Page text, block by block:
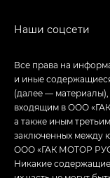
Все права на
и иные
(далее —
входящим в ООО
а также иным
заключенных между
ООО «ГАК МОТОР
Никакие